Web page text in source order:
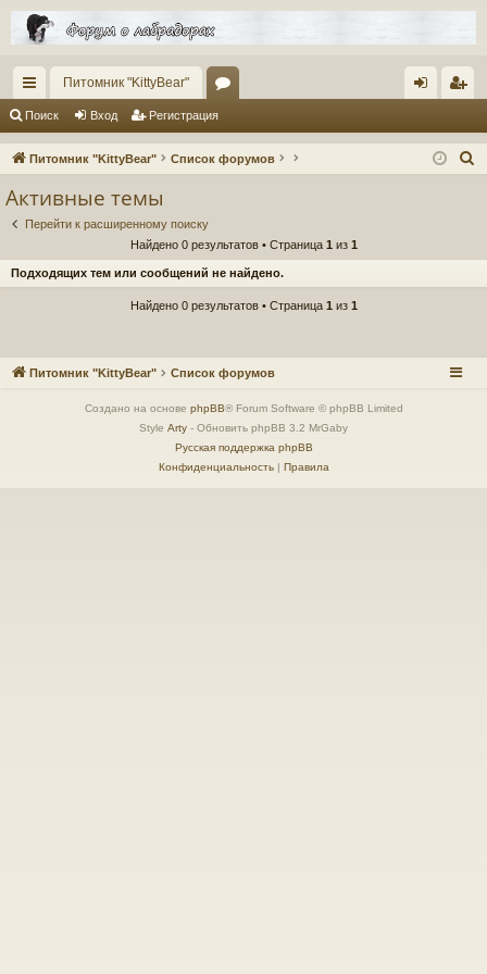
с
ы
Питомник "KittyBear"
ор
ум д ис
Поиск Вход Регистрация
Питомник "KittyBear" Список форумов
Активные темы
Перейти к расширенному поиску
Найдено 0 результатов • Страница 1 из 1
Подходящих тем или сообщений не найдено.
Найдено 0 результатов • Страница 1 из 1
Питомник "KittyBear" Список форумов
Создано на основе phpBB® Forum Software © phpBB Limited
Style Arty - Обновить phpBB 3.2 MrGaby
Русская поддержка phpBB
Конфиденциальность| Правила